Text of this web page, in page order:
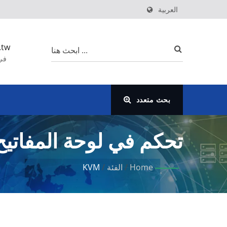
العربية
بحث متعدد
تحكم في لوحة
متصلة - عزز الكفاءة
Home
/ الفئة /
KVM